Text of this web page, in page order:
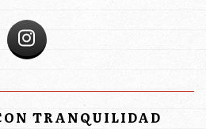
TRANQUILIDAD